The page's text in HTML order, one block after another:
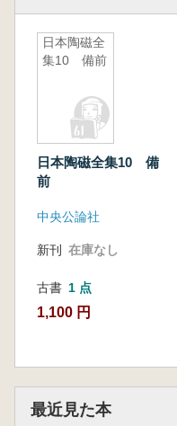
日本陶磁全
集10 備前
日本陶磁全集10 備
前
中央公論社
新刊 在庫なし
古書 1 点
1,100 円
最近見た本